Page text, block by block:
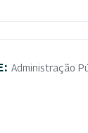
Administração